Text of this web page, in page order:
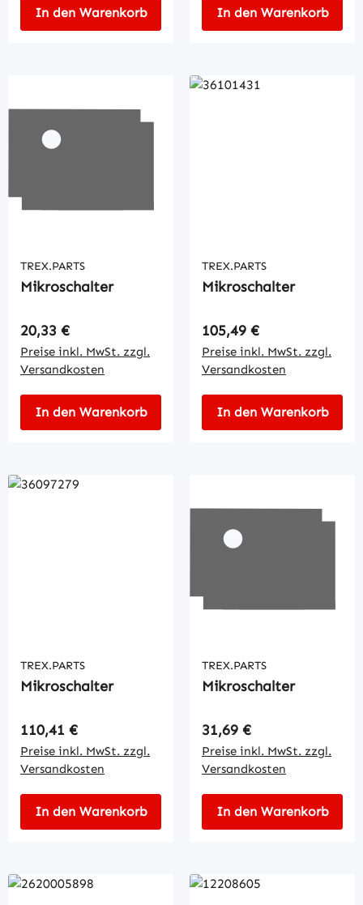
In den Warenkorb In den Warenkorb
TREX.PARTS
Mikroschalter
Regulärer Preis:
20,33 €
Preise inkl. MwSt. zzgl.
Versandkosten
In den Warenkorb
TREX.PARTS
Mikroschalter
Regulärer Preis:
105,49 €
Preise inkl. MwSt. zzgl.
Versandkosten
In den Warenkorb
TREX.PARTS
Mikroschalter
Regulärer Preis:
110,41 €
Preise inkl. MwSt. zzgl.
Versandkosten
In den Warenkorb
TREX.PARTS
Mikroschalter
Regulärer Preis:
31,69 €
Preise inkl. MwSt. zzgl.
Versandkosten
In den Warenkorb